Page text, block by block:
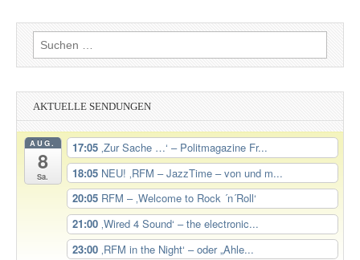
Suchen
nach:
AKTUELLE SENDUNGEN
AUG.
8
Sa.
17:05 ‚Zur Sache …‘ – Politmagazine Fr...
18:05 NEU! ‚RFM – JazzTime – von und m...
20:05 RFM – ‚Welcome to Rock ´n´Roll‘
21:00 ‚Wired 4 Sound‘ – the electronic...
23:00 ‚RFM in the Night‘ – oder „Ahle...